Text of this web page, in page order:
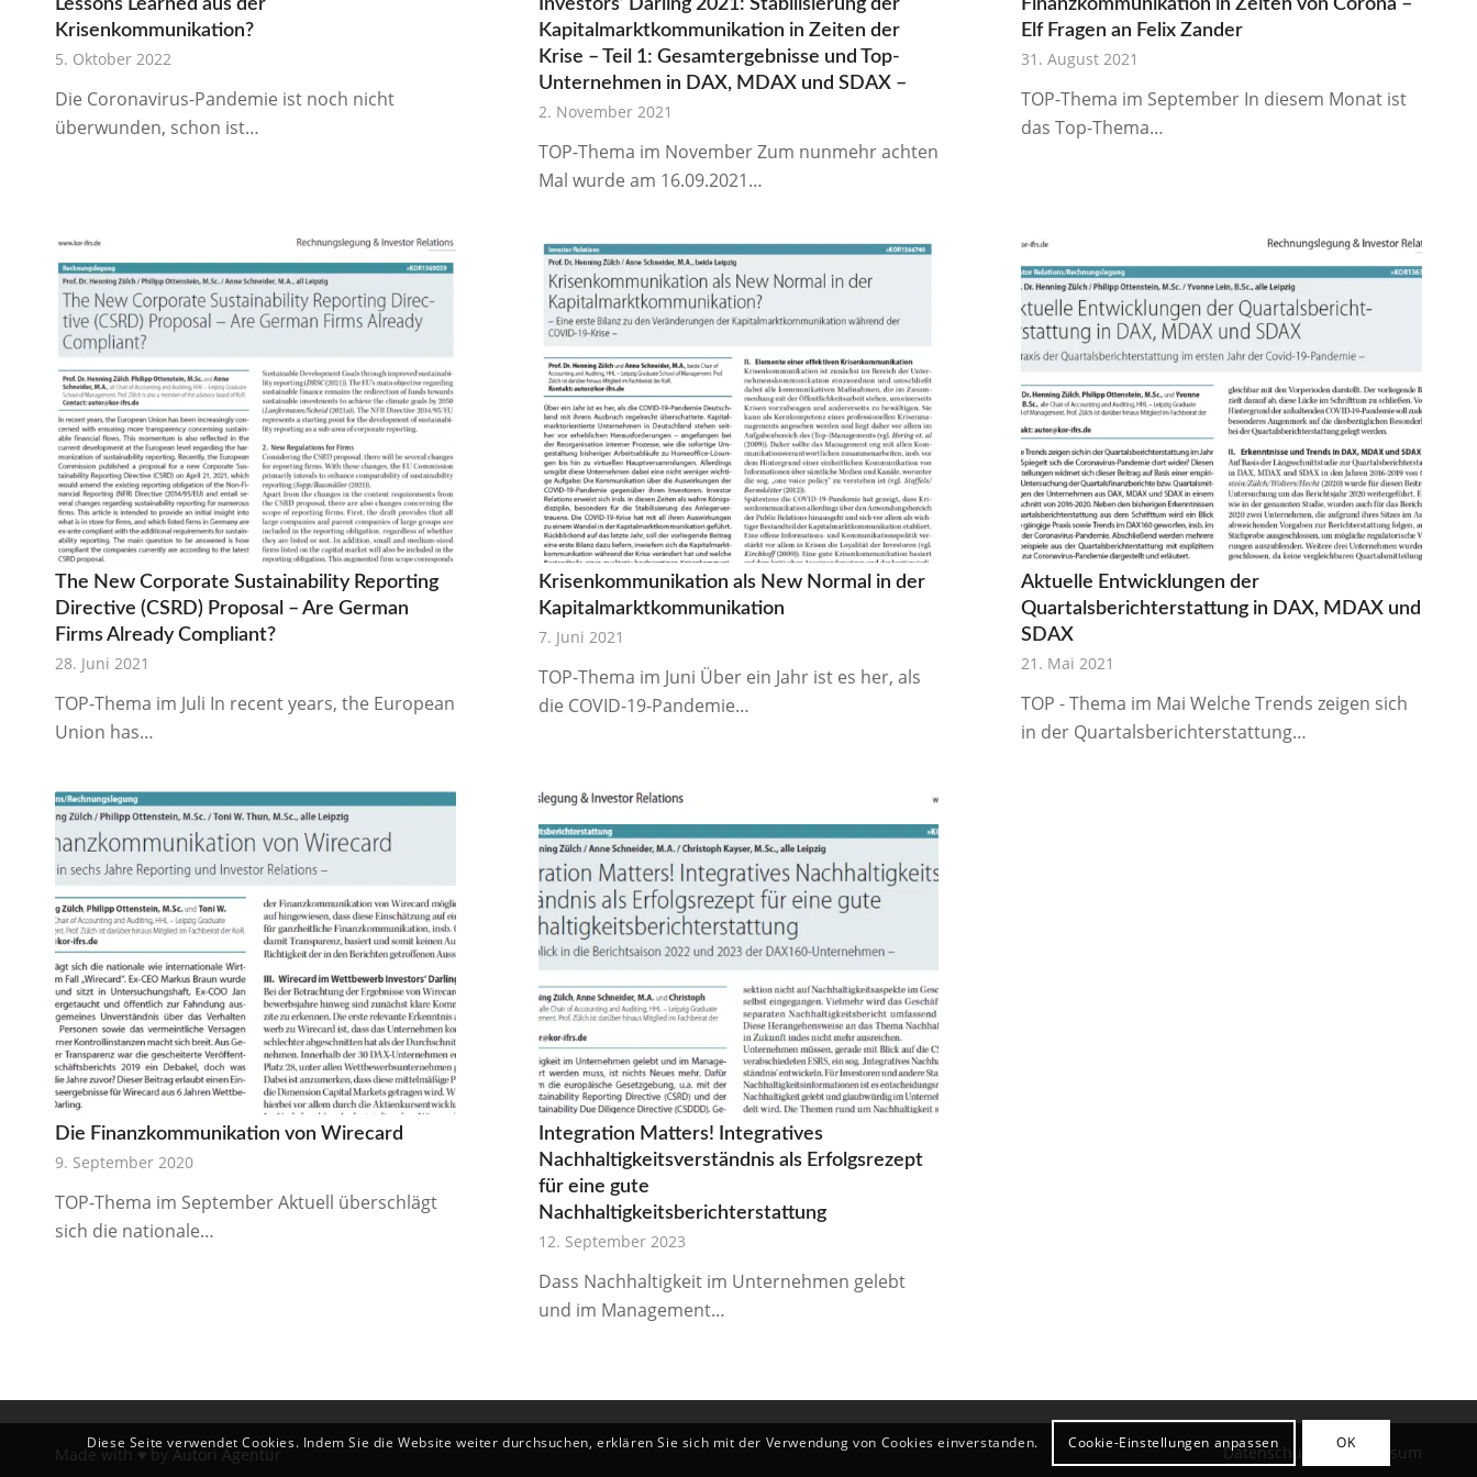
Krisenkommunikation?
5. Oktober 2022
Die Coronavirus-Pandemie ist noch nicht
überwunden, schon ist…
Kapitalmarktkommunikation in Zeiten der
Krise – Teil 1: Gesamtergebnisse und Top-
Unternehmen in DAX, MDAX und SDAX –
2. November 2021
TOP-Thema im November Zum nunmehr achten
Mal wurde am 16.09.2021…
Elf Fragen an Felix Zander
31. August 2021
TOP-Thema im September In diesem Monat ist
das Top-Thema…
The New Corporate Sustainability Reporting
Directive (CSRD) Proposal – Are German
Firms Already Compliant?
28. Juni 2021
TOP-Thema im Juli In recent years, the European
Union has…
Krisenkommunikation als New Normal in der
Kapitalmarktkommunikation
7. Juni 2021
TOP-Thema im Juni Über ein Jahr ist es her, als
die COVID-19-Pandemie…
Aktuelle Entwicklungen der
Quartalsberichterstattung in DAX, MDAX und
SDAX
21. Mai 2021
TOP - Thema im Mai Welche Trends zeigen sich
in der Quartalsberichterstattung…
Die Finanzkommunikation von Wirecard
9. September 2020
TOP-Thema im September Aktuell überschlägt
sich die nationale…
Integration Matters! Integratives
Nachhaltigkeitsverständnis als Erfolgsrezept
für eine gute
Nachhaltigkeitsberichterstattung
12. September 2023
Dass Nachhaltigkeit im Unternehmen gelebt
und im Management…
Made with ♥ byAutori Agentur Datenschutz Impressum
Diese Seite verwendet Cookies. Indem Sie die Website weiter durchsuchen, erklären Sie sich mit der Verwendung von Cookies einverstanden. Cookie-Einstellungen anpassen OK